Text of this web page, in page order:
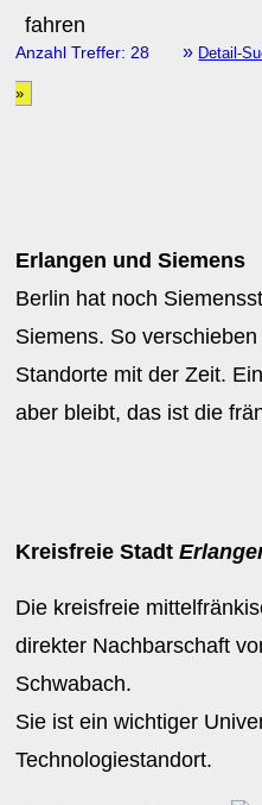
Anzahl Treffer: 28 » Detail-
»
Erlangen und Siemens
Berlin hat noch
Siemens. So
Standorte mit der Zeit.
aber bleibt, das ist die
Kreisfreie Stadt
Die kreisfreie
direkter Nachbarschaft
Schwabach.
Sie ist ein wichtiger
Technologiestandort.